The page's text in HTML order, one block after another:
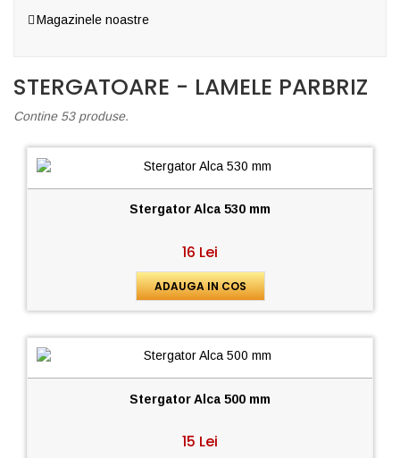
Magazinele noastre
STERGATOARE - LAMELE PARBRIZ
Contine 53 produse.
Stergator Alca 530 mm
16 Lei
ADAUGA IN COS
Stergator Alca 500 mm
15 Lei